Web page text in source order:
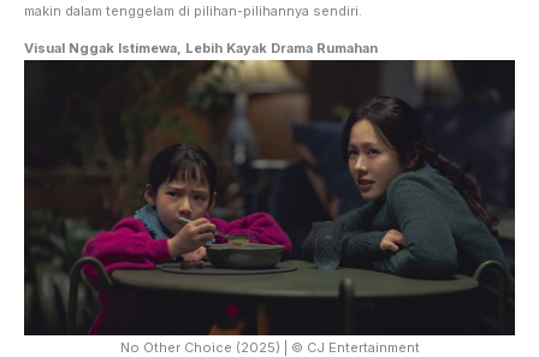
makin dalam tenggelam di pilihan-pilihannya sendiri.
Visual Nggak Istimewa, Lebih Kayak Drama Rumahan
No Other Choice (2025) | © CJ Entertainment